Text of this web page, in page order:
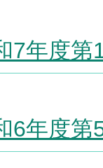
年度第
年度第